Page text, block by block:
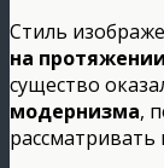
Стиль
на
существо
модернизма,
рассматривать